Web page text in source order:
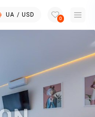
UA / USD
0